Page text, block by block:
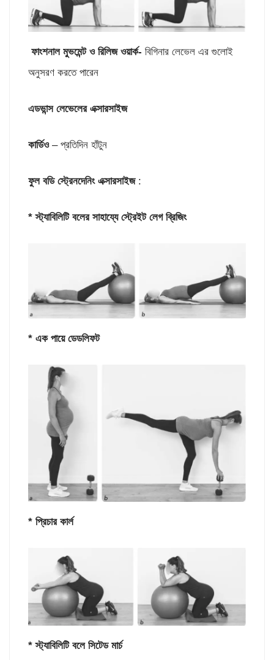
ফাংশনাল মুভমেন্ট ও রিলিজ ওয়ার্ক- বিগিনার লেভেল এর গুলোই
অনুসরণ করতে পারেন
এডভান্স লেভেলের এক্সারসাইজ
কার্ডিও– প্রতিদিন হাঁটুন
ফুল বডি স্ট্রেনদেনিং এক্সারসাইজ:
* স্ট্যাবিলিটি বলের সাহায্যে স্ট্রেইট লেগ ব্রিজিং
* এক পায়ে ডেডলিফট
* প্রিচার কার্ল
* স্ট্যাবিলিটি বলে সিটেড মার্চ